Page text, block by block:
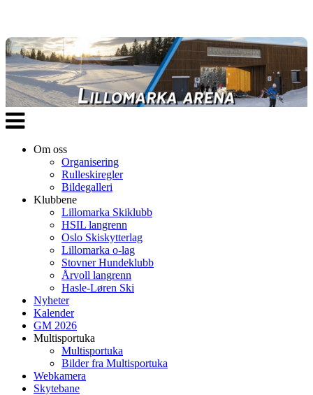
Veksle
navigasjon
Om oss
Organisering
Rulleskiregler
Bildegalleri
Klubbene
Lillomarka Skiklubb
HSIL langrenn
Oslo Skiskytterlag
Lillomarka o-lag
Stovner Hundeklubb
Årvoll langrenn
Hasle-Løren Ski
Nyheter
Kalender
GM 2026
Multisportuka
Multisportuka
Bilder fra Multisportuka
Webkamera
Skytebane